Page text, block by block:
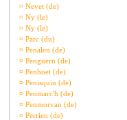
¤ Nevet (de)
¤ Ny (le)
¤ Ny (le)
¤ Parc (du)
¤ Penalen (de)
¤ Penguern (de)
¤ Penhoet (de)
¤ Penisquin (de)
¤ Penmarc'h (de)
¤ Penmorvan (de)
¤ Perrien (de)